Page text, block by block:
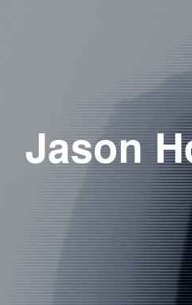
Jason